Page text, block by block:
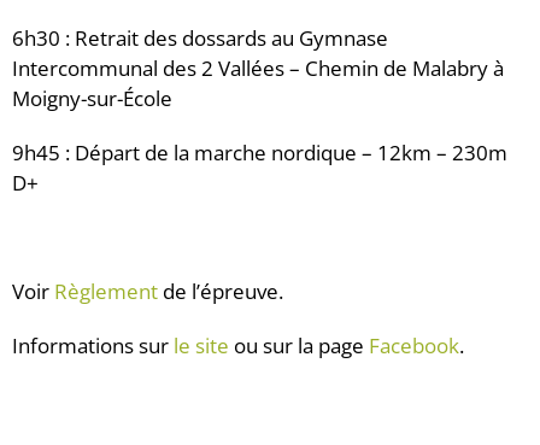
6h30 : Retrait des dossards au Gymnase
Intercommunal des 2 Vallées – Chemin de Malabry à
Moigny-sur-École
9h45 : Départ de la marche nordique – 12km – 230m
D+
Voir Règlement de l’épreuve.
Informations sur le site ou sur la page Facebook.